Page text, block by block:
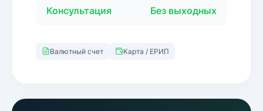
Консультация Без выходных
Валютный счет Карта / ЕРИП